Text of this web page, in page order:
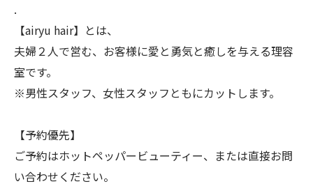
.
【airyu hair】とは、
夫婦２人で営む、お客様に愛と勇気と癒しを与える理容
室です。
※男性スタッフ、女性スタッフともにカットします。
【予約優先】
ご予約はホットペッパービューティー、または直接お問
い合わせください。